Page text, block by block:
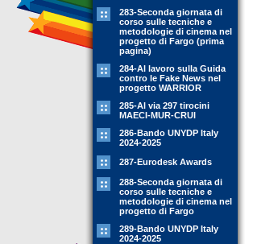
283-Seconda giornata di
corso sulle tecniche e
metodologie di cinema nel
progetto di Fargo (prima
pagina)
284-Al lavoro sulla Guida
contro le Fake News nel
progetto WARRIOR
285-Al via 297 tirocini
MAECI-MUR-CRUI
286-Bando UNYDP Italy
2024-2025
287-Eurodesk Awards
288-Seconda giornata di
corso sulle tecniche e
metodologie di cinema nel
progetto di Fargo
289-Bando UNYDP Italy
2024-2025